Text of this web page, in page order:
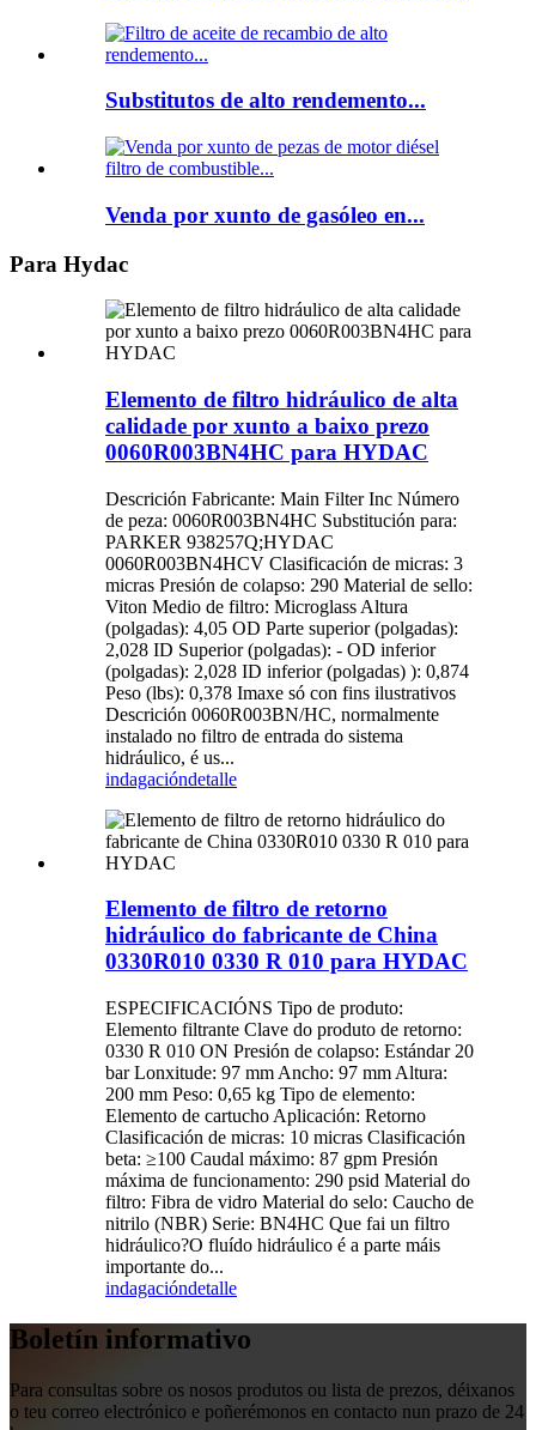
Substitutos de alto rendemento...
Venda por xunto de gasóleo en...
Para Hydac
Elemento de filtro hidráulico de alta
calidade por xunto a baixo prezo
0060R003BN4HC para HYDAC
Descrición Fabricante: Main Filter Inc Número
de peza: 0060R003BN4HC Substitución para:
PARKER 938257Q;HYDAC
0060R003BN4HCV Clasificación de micras: 3
micras Presión de colapso: 290 Material de sello:
Viton Medio de filtro: Microglass Altura
(polgadas): 4,05 OD Parte superior (polgadas):
2,028 ID Superior (polgadas): - OD inferior
(polgadas): 2,028 ID inferior (polgadas) ): 0,874
Peso (lbs): 0,378 Imaxe só con fins ilustrativos
Descrición 0060R003BN/HC, normalmente
instalado no filtro de entrada do sistema
hidráulico, é us...
indagacióndetalle
Elemento de filtro de retorno
hidráulico do fabricante de China
0330R010 0330 R 010 para HYDAC
ESPECIFICACIÓNS Tipo de produto:
Elemento filtrante Clave do produto de retorno:
0330 R 010 ON Presión de colapso: Estándar 20
bar Lonxitude: 97 mm Ancho: 97 mm Altura:
200 mm Peso: 0,65 kg Tipo de elemento:
Elemento de cartucho Aplicación: Retorno
Clasificación de micras: 10 micras Clasificación
beta: ≥100 Caudal máximo: 87 gpm Presión
máxima de funcionamento: 290 psid Material do
filtro: Fibra de vidro Material do selo: Caucho de
nitrilo (NBR) Serie: BN4HC Que fai un filtro
hidráulico?O fluído hidráulico é a parte máis
importante do...
indagacióndetalle
Boletín informativo
Para consultas sobre os nosos produtos ou lista de prezos, déixanos
o teu correo electrónico e poñerémonos en contacto nun prazo de 24